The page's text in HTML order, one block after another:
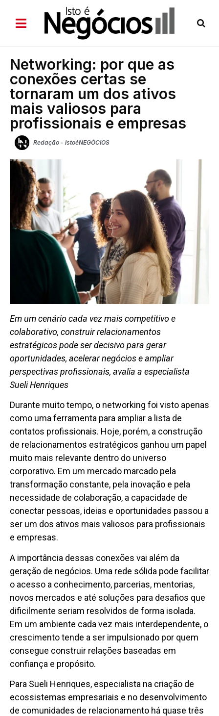
Networking: por que as
conexões certas se
tornaram um dos ativos
mais valiosos para
profissionais e empresas
Redação - IstoéNEGÓCIOS
Em um cenário cada vez mais competitivo e
colaborativo, construir relacionamentos
estratégicos pode ser decisivo para gerar
oportunidades, acelerar negócios e ampliar
perspectivas profissionais, avalia a especialista
Sueli Henriques
Durante muito tempo, o networking foi visto apenas
como uma ferramenta para ampliar a lista de
contatos profissionais. Hoje, porém, a construção
de relacionamentos estratégicos ganhou um papel
muito mais relevante dentro do universo
corporativo. Em um mercado marcado pela
transformação constante, pela inovação e pela
necessidade de colaboração, a capacidade de
conectar pessoas, ideias e oportunidades passou a
ser um dos ativos mais valiosos para profissionais
e empresas.
A importância dessas conexões vai além da
geração de negócios. Uma rede sólida pode facilitar
o acesso a conhecimento, parcerias, mentorias,
novos mercados e até soluções para desafios que
dificilmente seriam resolvidos de forma isolada.
Em um ambiente cada vez mais interdependente, o
crescimento tende a ser impulsionado por quem
consegue construir relações baseadas em
confiança e propósito.
Para Sueli Henriques, especialista na criação de
ecossistemas empresariais e no desenvolvimento
de comunidades de relacionamento há quase três